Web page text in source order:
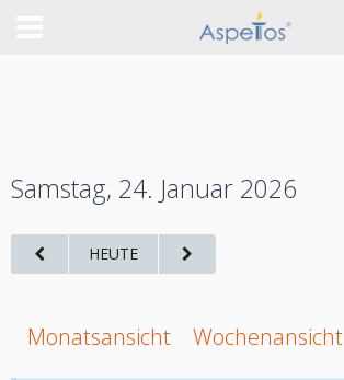
Samstag, 24. Januar 2026
HEUTE
Monatsansicht Wochenansicht